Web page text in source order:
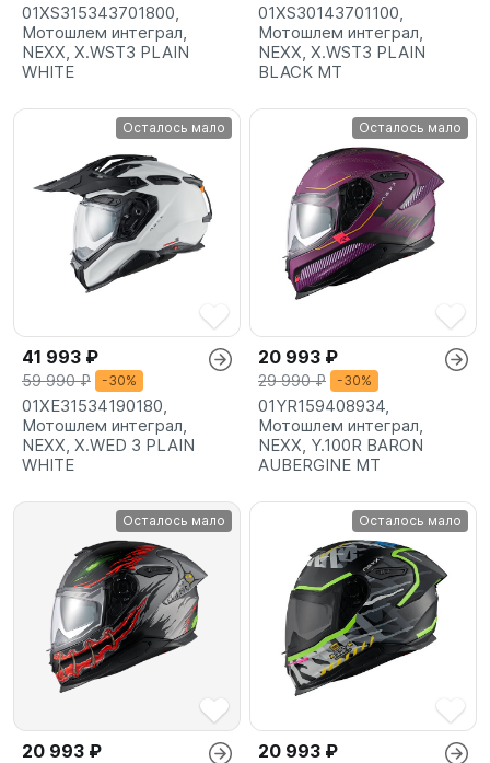
01XS315343701800,
Мотошлем интеграл,
NEXX, X.WST3 PLAIN
WHITE
01XS30143701100,
Мотошлем интеграл,
NEXX, X.WST3 PLAIN
BLACK MT
Осталось мало
41 993 ₽
59 990 ₽ -30%
01XE31534190180,
Мотошлем интеграл,
NEXX, X.WED 3 PLAIN
WHITE
Осталось мало
20 993 ₽
29 990 ₽ -30%
01YR159408934,
Мотошлем интеграл,
NEXX, Y.100R BARON
AUBERGINE MT
Осталось мало
20 993 ₽
Осталось мало
20 993 ₽